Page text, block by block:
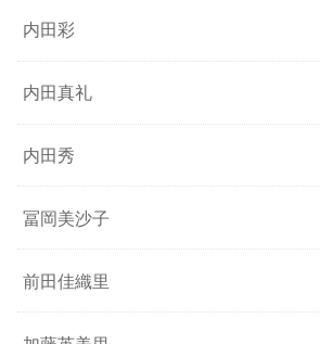
内田彩
内田真礼
内田秀
冨岡美沙子
前田佳織里